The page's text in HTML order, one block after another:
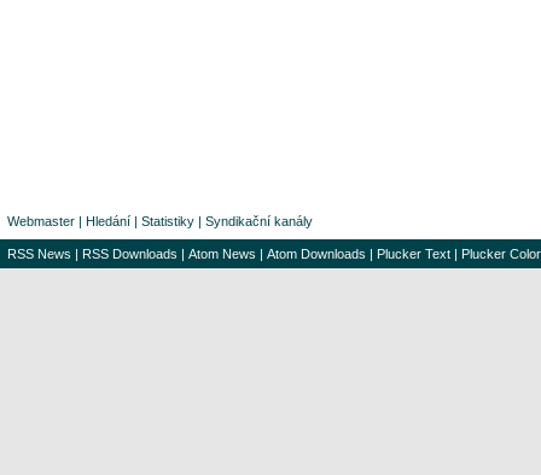
Webmaster | Hledání | Statistiky | Syndikační kanály
RSS News | RSS Downloads | Atom News | Atom Downloads | Plucker Text | Plucker Color